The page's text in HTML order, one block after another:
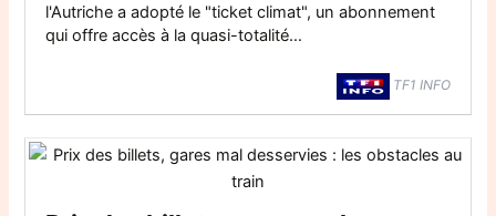
l'Autriche a adopté le "ticket climat", un abonnement
qui offre accès à la quasi-totalité…
TF1 INFO